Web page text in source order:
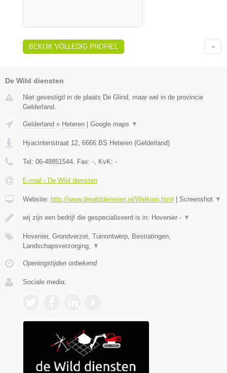
BEKIJK VOLLEDIG PROFIEL
De Wild diensten
Niet gevestigd in de plaats De Glind, maar wel in de provincie
Gelderland.
Gelderland » Heteren Google maps ▼
Hyacintenstraat 12 6666 BS Heteren (Gelderland)
Tel: 06-48851544 , Fax: - , KvK: -
E-mail › De Wild diensten
Website: http://www.dewilddiensten.nl/Welkom.html Screenshot ▼
wij zijn een bedrijf die gespecialiseerd is in: Hovenier - ▼
Hovenier, Grondverzet, Tuinontwerp, Bestratingen,
Landschapsverzorging,
▼
Openingstijden onbekend
Sociale media: